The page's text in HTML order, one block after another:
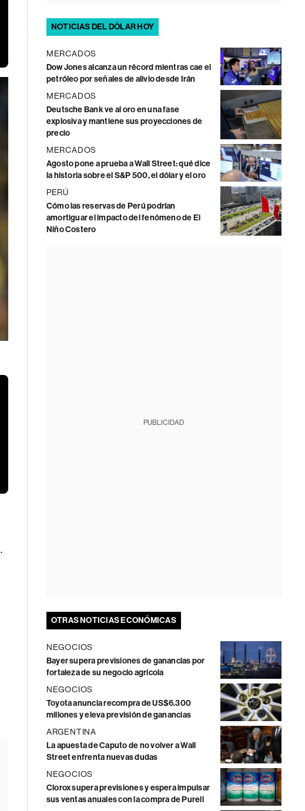
NOTICIAS DEL DÓLAR HOY
MERCADOS
Dow Jones alcanza un récord mientras cae el
petróleo por señales de alivio desde Irán
MERCADOS
Deutsche Bank ve al oro en una fase
explosiva y mantiene sus proyecciones de
precio
MERCADOS
Agosto pone a prueba a Wall Street: qué dice
la historia sobre el S&P 500, el dólar y el oro
PERÚ
Cómo las reservas de Perú podrían
amortiguar el impacto del fenómeno de El
Niño Costero
PUBLICIDAD
OTRAS NOTICIAS ECONÓMICAS
NEGOCIOS
Bayer supera previsiones de ganancias por
fortaleza de su negocio agrícola
NEGOCIOS
Toyota anuncia recompra de US$6.300
millones y eleva previsión de ganancias
ARGENTINA
La apuesta de Caputo de no volver a Wall
Street enfrenta nuevas dudas
NEGOCIOS
Clorox supera previsiones y espera impulsar
sus ventas anuales con la compra de Purell